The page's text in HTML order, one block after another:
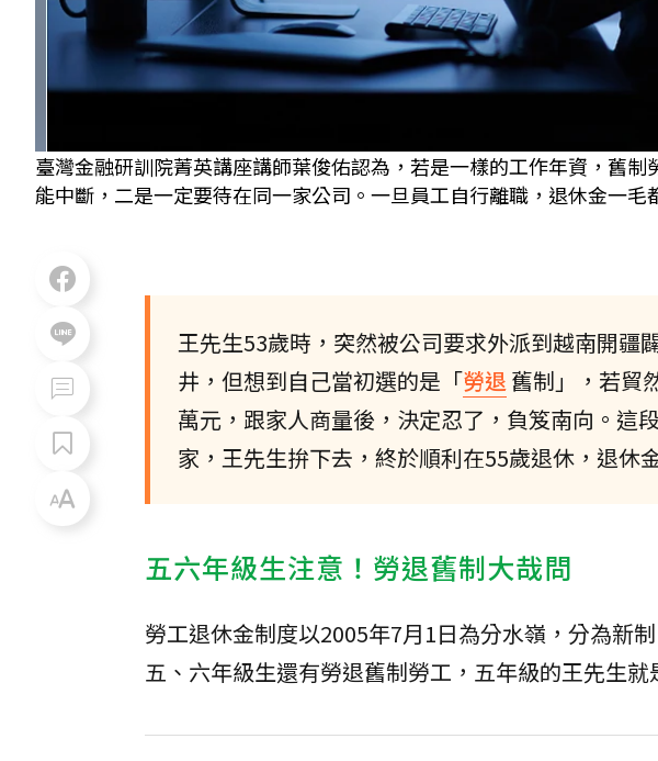
臺灣金融研訓院菁英講座講師葉俊佑認為，若是一樣的工作年資，舊
能中斷，二是一定要待在同一家公司。一旦員工自行離職，退休金一毛
王先生53歲時，突然被公司要求外派到越南開疆
井，但想到自己當初選的是「勞退舊制」，若貿
萬元，跟家人商量後，決定忍了，負笈南向。這
家，王先生拚下去，終於順利在55歲退休，退休
五六年級生注意！勞退舊制大哉問
勞工退休金制度以2005年7月1日為分水嶺，分為新
五、六年級生還有勞退舊制勞工，五年級的王先生就